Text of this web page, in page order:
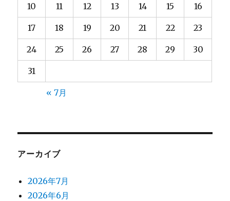
10 11 12 13 14 15 16
17 18 19 20 21 22 23
24 25 26 27 28 29 30
31
« 7月
アーカイブ
2026年7月
2026年6月